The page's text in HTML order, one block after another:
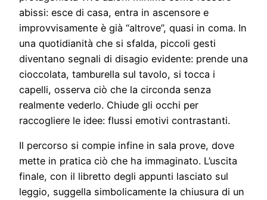
abissi: esce di casa, entra in ascensore e
improvvisamente è già “altrove”, quasi in coma. In
una quotidianità che si sfalda, piccoli gesti
diventano segnali di disagio evidente: prende una
cioccolata, tamburella sul tavolo, si tocca i
capelli, osserva ciò che la circonda senza
realmente vederlo. Chiude gli occhi per
raccogliere le idee: flussi emotivi contrastanti.
Il percorso si compie infine in sala prove, dove
mette in pratica ciò che ha immaginato. L’uscita
finale, con il libretto degli appunti lasciato sul
leggio, suggella simbolicamente la chiusura di un